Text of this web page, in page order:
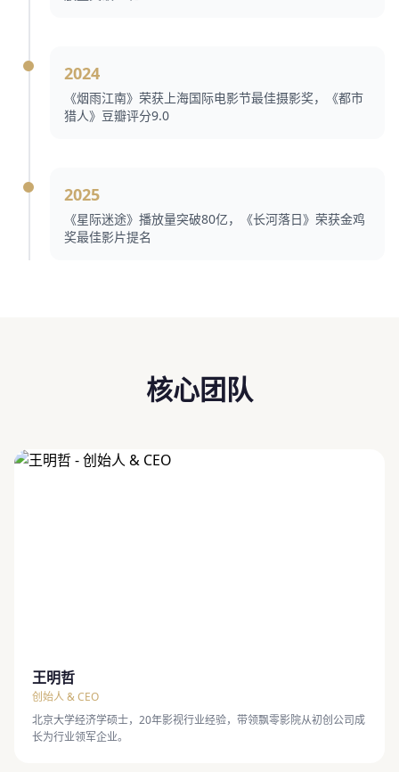
2024
《烟雨江南》荣获上海国际电影节最佳摄影奖，《都市
猎人》豆瓣评分9.0
2025
《星际迷途》播放量突破80亿，《长河落日》荣获金鸡
奖最佳影片提名
核心团队
王明哲
创始人 & CEO
北京大学经济学硕士，20年影视行业经验，带领飘零影院从初创公司成
长为行业领军企业。